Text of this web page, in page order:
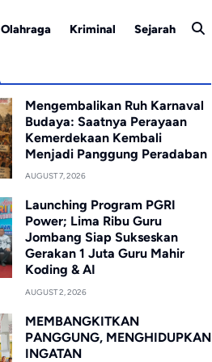
Olahraga Kriminal Sejarah
Mengembalikan Ruh Karnaval
Budaya: Saatnya Perayaan
Kemerdekaan Kembali
Menjadi Panggung Peradaban
AUGUST 7, 2026
Launching Program PGRI
Power; Lima Ribu Guru
Jombang Siap Sukseskan
Gerakan 1 Juta Guru Mahir
Koding & AI
AUGUST 2, 2026
MEMBANGKITKAN
PANGGUNG, MENGHIDUPKAN
INGATAN